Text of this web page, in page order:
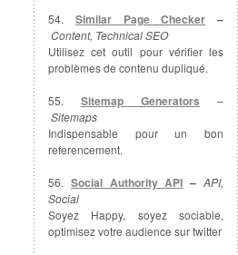
54. Similar Page Checker –
Content, Technical SEO
Utilisez cet outil pour vérifier les
problèmes de contenu dupliqué.
55. Sitemap Generators –
Sitemaps
Indispensable pour un bon
referencement.
56. Social Authority API –API,
Social
Soyez Happy, soyez sociable,
optimisez votre audience sur twitter